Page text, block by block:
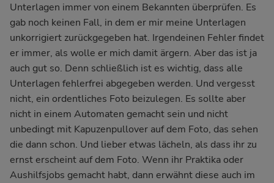
Unterlagen immer von einem Bekannten überprüfen. Es
gab noch keinen Fall, in dem er mir meine Unterlagen
unkorrigiert zurückgegeben hat. Irgendeinen Fehler findet
er immer, als wolle er mich damit ärgern. Aber das ist ja
auch gut so. Denn schließlich ist es wichtig, dass alle
Unterlagen fehlerfrei abgegeben werden. Und vergesst
nicht, ein ordentliches Foto beizulegen. Es sollte aber
nicht in einem Automaten gemacht sein und nicht
unbedingt mit Kapuzenpullover auf dem Foto, das sehen
die dann schon. Und lieber etwas lächeln, als dass ihr zu
ernst erscheint auf dem Foto. Wenn ihr Praktika oder
Aushilfsjobs gemacht habt, dann erwähnt diese auch im